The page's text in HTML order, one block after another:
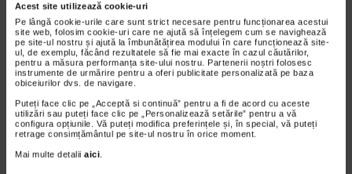
Acest site utilizează cookie-uri
Pe lângă cookie-urile care sunt strict necesare pentru funcționarea acestui
site web, folosim cookie-uri care ne ajută să înțelegem cum se navighează
pe site-ul nostru și ajută la îmbunătățirea modului în care funcționează site-
ul, de exemplu, făcând rezultatele să fie mai exacte în cazul căutărilor,
pentru a măsura performanța site-ului nostru. Partenerii noștri folosesc
instrumente de urmărire pentru a oferi publicitate personalizată pe baza
obiceiurilor dvs. de navigare.
Puteți face clic pe „Acceptă si continuă” pentru a fi de acord cu aceste
utilizări sau puteți face clic pe „Personalizează setările” pentru a vă
configura opțiunile. Vă puteți modifica preferințele și, în special, vă puteți
retrage consimțământul pe site-ul nostru în orice moment.
Mai multe detalii aici.
Sistem urinar
Enurezisul este termenul medical pentru
pierderea accidentala de urina, de obicei in
timpul somnului. Este o afectiune frecventa
atat in randul copiilor, cat si al adultilor.
Enurezisul este considerat…
Timp de citire:4 minute, 32 secunde 28 iulie 2026
Senzatia de prea plin: cand indica o afectiune si
cum o tratati
Boli ale sistemului digestiv